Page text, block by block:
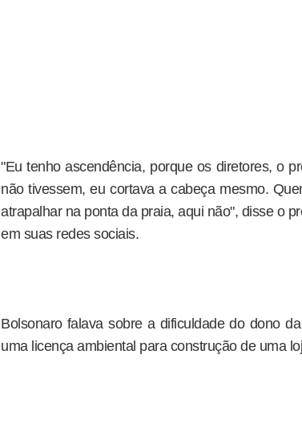
"Eu tenho ascendência, porque os diretores, o
não tivessem, eu cortava a cabeça mesmo.
atrapalhar na ponta da praia, aqui não", disse o
em suas redes sociais.
Bolsonaro falava sobre a dificuldade do dono
uma licença ambiental para construção de uma